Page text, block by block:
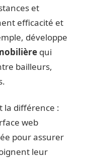
et
efficacité et
développe
qui
bailleurs,
la différence :
web
pour assurer
leur